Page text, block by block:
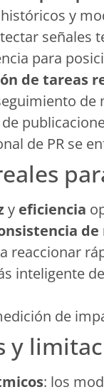
y
señales
para
de tareas
de
de PR se
y eficiencia
de
reaccionar
inteligente
de
y
: los